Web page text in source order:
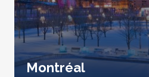
Montréal